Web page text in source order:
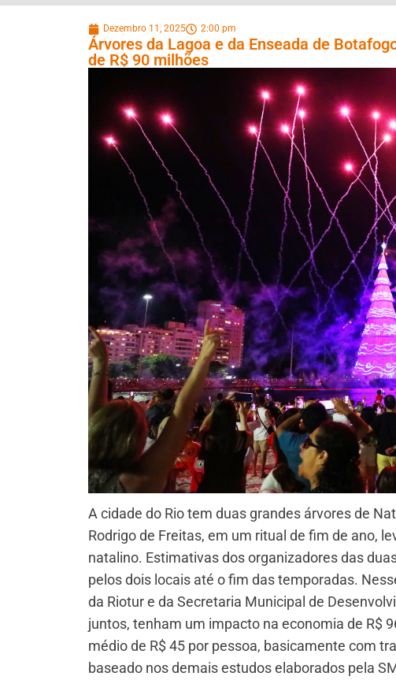
Dezembro 11, 2025 2:00 pm
Árvores da Lagoa e da Enseada de
de R$ 90 milhões
A cidade do Rio tem duas grandes árvores de
Rodrigo de Freitas, em um ritual de fim de ano,
natalino. Estimativas dos organizadores das
pelos dois locais até o fim das temporadas.
da Riotur e da Secretaria Municipal de
juntos, tenham um impacto na economia de R$
médio de R$ 45 por pessoa, basicamente com
baseado nos demais estudos elaborados pela